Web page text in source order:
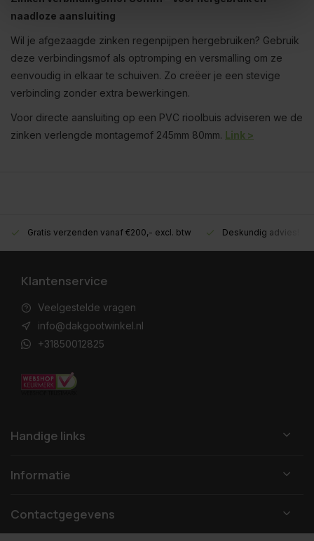
naadloze aansluiting
Wil je afgezaagde zinken regenpijpen hergebruiken? Gebruik
deze verbindingsmof als optromping en versmalling om ze
eenvoudig in elkaar te schuiven. Zo creëer je een stevige
verbinding zonder extra bewerkingen.
Voor directe aansluiting op een PVC rioolbuis adviseren we de
zinken verlengde montagemof 245mm 80mm. Link >
Gratis verzenden vanaf €200,- excl. btw Deskundig advies!
Klantenservice
Veelgestelde vragen
info@dakgootwinkel.nl
+31850012825
Handige links
Informatie
Contactgegevens